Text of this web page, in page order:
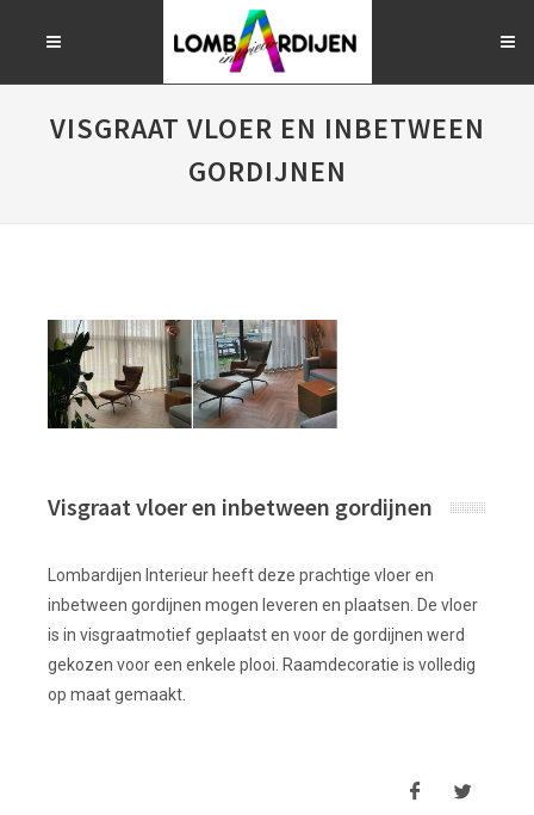
VISGRAAT VLOER EN INBETWEEN
GORDIJNEN
Visgraat vloer en inbetween gordijnen
Lombardijen Interieur heeft deze prachtige vloer en
inbetween gordijnen mogen leveren en plaatsen. De vloer
is in visgraatmotief geplaatst en voor de gordijnen werd
gekozen voor een enkele plooi. Raamdecoratie is volledig
op maat gemaakt.